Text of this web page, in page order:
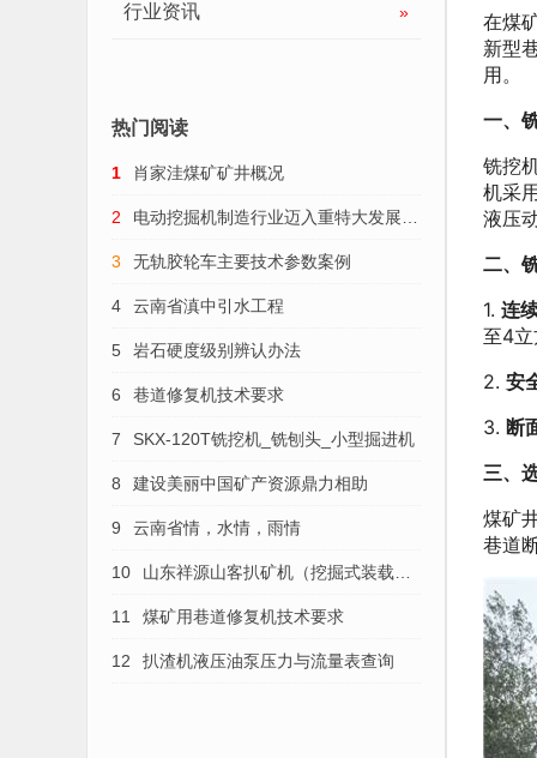
在煤
新型
用。
一、
铣挖
机采
液压
二、
1. 连
至4
2. 安
3. 断
三、
煤矿
巷道
行业资讯 »
热门阅读
1 肖家洼煤矿矿井概况
2 电动挖掘机制造行业迈入重特大发展趋
势
3 无轨胶轮车主要技术参数案例
4 云南省滇中引水工程
5 岩石硬度级别辨认办法
6 巷道修复机技术要求
7 SKX-120T铣挖机_铣刨头_小型掘进机
8 建设美丽中国矿产资源鼎力相助
9 云南省情，水情，雨情
10 山东祥源山客扒矿机（挖掘式装载
机）的维护保养
11 煤矿用巷道修复机技术要求
12 扒渣机液压油泵压力与流量表查询